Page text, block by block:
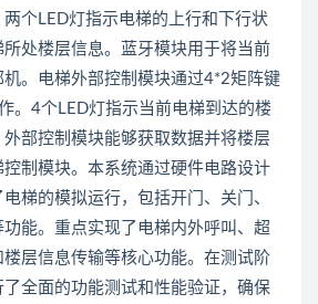
个LED灯指示电梯的上行和下行状
处楼层信息。蓝牙模块用于将当前
。电梯外部控制模块通过4*2矩阵键
。4个LED灯指示当前电梯到达的楼
部控制模块能够获取数据并将楼层
制模块。本系统通过硬件电路设计
梯的模拟运行，包括开门、关门、
功能。重点实现了电梯内外呼叫、超
层信息传输等核心功能。在测试阶
全面的功能测试和性能验证，确保